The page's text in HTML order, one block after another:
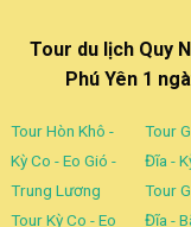
Tour du lịch Quy
Phú Yên 1
Tour Hòn Khô -
Kỳ Co - Eo Gió -
Trung Lương
Tour Kỳ Co - Eo
Tour
Đĩa -
Tour
Đĩa -